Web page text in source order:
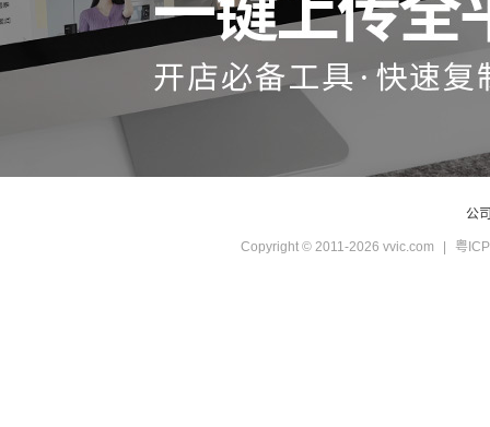
公
Copyright © 2011-2026 vvic.com 粤